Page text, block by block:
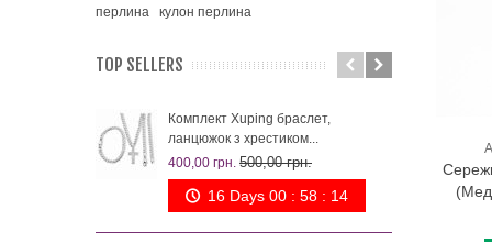
перлина
кулон перлина
TOP SELLERS
Комплект Xuping браслет,
ланцюжок з хрестиком...
400,00 грн. 500,00 грн.
16 Days 00 : 58 : 13